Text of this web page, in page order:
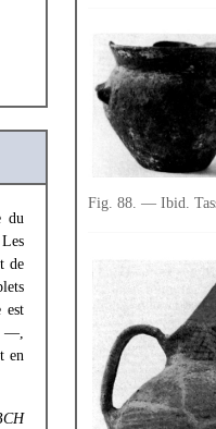
du
de
est
—,
en
Fig. 88. — Ibid.